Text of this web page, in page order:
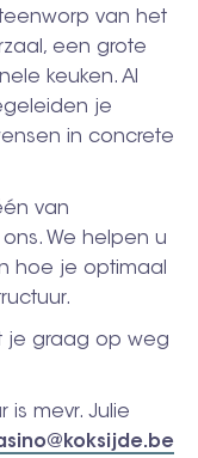
van het
een grote
keuken. Al
je
in concrete
van
We helpen u
hoe je optimaal
je graag op weg
is mevr. Julie